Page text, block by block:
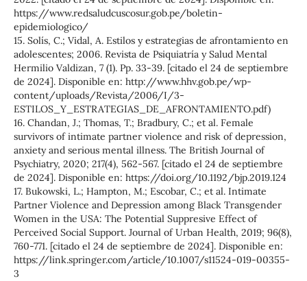
https://www.redsaludcuscosur.gob.pe/boletin-
epidemiologico/
15. Solís, C.; Vidal, A. Estilos y estrategias de afrontamiento en
adolescentes; 2006. Revista de Psiquiatría y Salud Mental
Hermilio Valdizan, 7 (1). Pp. 33-39. [citado el 24 de septiembre
de 2024]. Disponible en: http://www.hhv.gob.pe/wp-
content/uploads/Revista/2006/I/3-
ESTILOS_Y_ESTRATEGIAS_DE_AFRONTAMIENTO.pdf)
16. Chandan, J.; Thomas, T.; Bradbury, C.; et al. Female
survivors of intimate partner violence and risk of depression,
anxiety and serious mental illness. The British Journal of
Psychiatry, 2020; 217(4), 562-567. [citado el 24 de septiembre
de 2024]. Disponible en: https://doi.org/10.1192/bjp.2019.124
17. Bukowski, L.; Hampton, M.; Escobar, C.; et al. Intimate
Partner Violence and Depression among Black Transgender
Women in the USA: The Potential Suppresive Effect of
Perceived Social Support. Journal of Urban Health, 2019; 96(8),
760-771. [citado el 24 de septiembre de 2024]. Disponible en:
https://link.springer.com/article/10.1007/s11524-019-00355-
3